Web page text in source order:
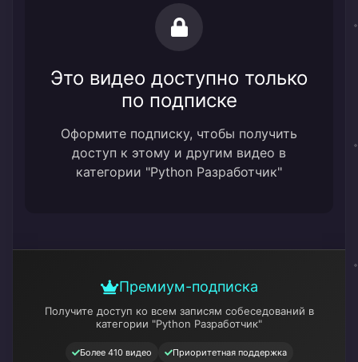
Это видео доступно только
по подписке
Оформите подписку, чтобы получить
доступ к этому и другим видео в
категории "Python Разработчик"
Премиум-подписка
Получите доступ ко всем записям собеседований в
категории "Python Разработчик"
Более 410 видео Приоритетная поддержка